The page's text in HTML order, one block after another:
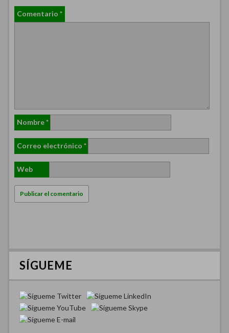
Comentario *
Nombre*
Correo electrónico *
Web
SÍGUEME